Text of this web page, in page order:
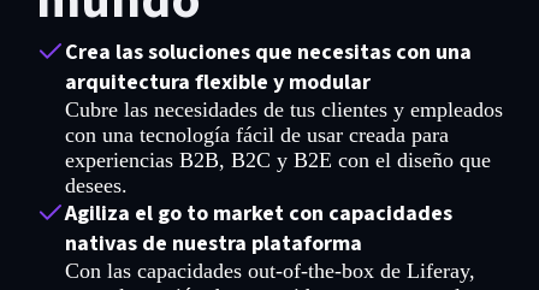
Crea las soluciones que necesitas con una
arquitectura flexible y modular
Cubre las necesidades de tus clientes y empleados
con una tecnología fácil de usar creada para
experiencias B2B, B2C y B2E con el diseño que
desees.
Agiliza el go to market con capacidades
nativas de nuestra plataforma
Con las capacidades out-of-the-box de Liferay,